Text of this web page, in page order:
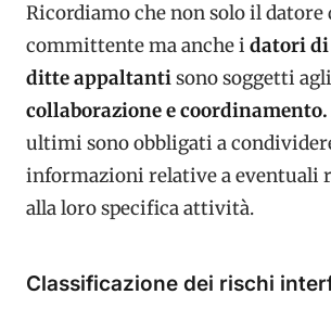
Ricordiamo che non solo il datore
committente ma anche i datori
ditte appaltantisono soggetti agli
collaborazione e coordinamento.
ultimi sono obbligati a
informazioni relative a eventuali
alla loro specifica attività.
Classificazione dei rischi